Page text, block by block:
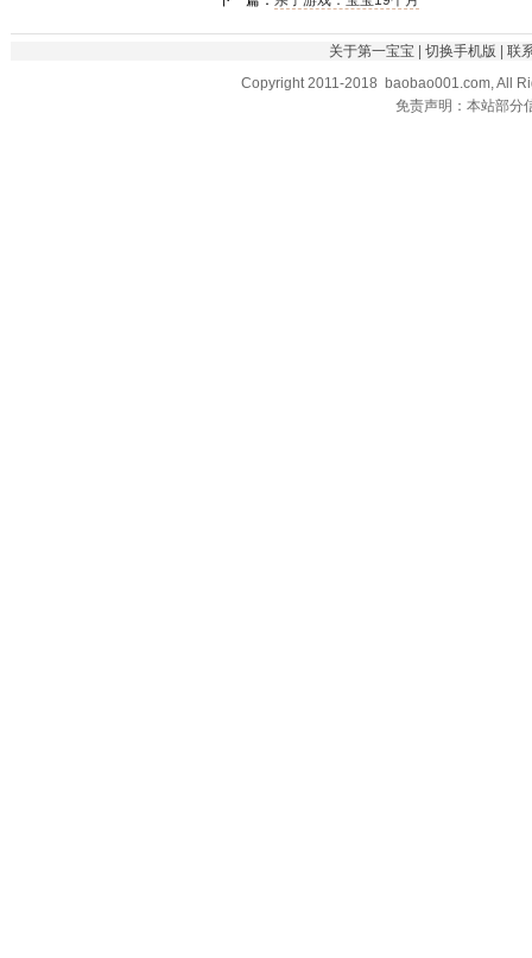
关于第一宝宝 | 切换手机版 | 联
Copyright 2011-2018 baobao001.com, All
免责声明：本站部分